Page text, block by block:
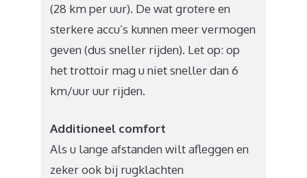
(28 km per uur). De wat grotere en
sterkere accu’s kunnen meer vermogen
geven (dus sneller rijden). Let op: op
het trottoir mag u niet sneller dan 6
km/uur uur rijden.
Additioneel comfort
Als u lange afstanden wilt afleggen en
zeker ook bij rugklachten